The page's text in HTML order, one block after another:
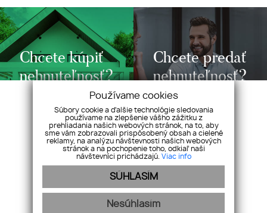
Používame cookies
Súbory cookie a ďalšie technológie sledovania
používame na zlepšenie vášho zážitku z
prehliadania našich webových stránok, na to, aby
sme vám zobrazovali prispôsobený obsah a cielené
reklamy, na analýzu návštevnosti našich webových
stránok a na pochopenie toho, odkiaľ naši
návštevníci prichádzajú. Viac info
SÚHLASÍM
Nesúhlasím
Chcete kúpiť
nehnuteľnosť?
Chcete predať
nehnuteľnosť?
Kontakt na nás:
BeMi realitná kancelária, s.r.o.